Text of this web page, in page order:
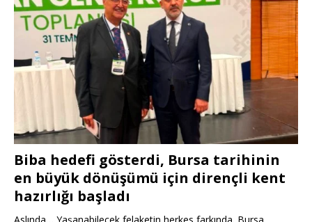
Biba hedefi gösterdi, Bursa tarihinin
en büyük dönüşümü için dirençli kent
hazırlığı başladı